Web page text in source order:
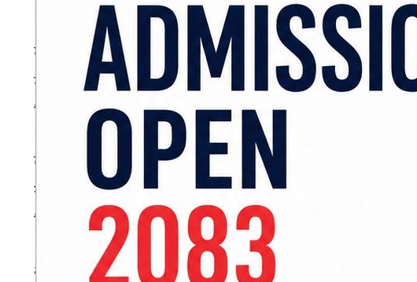
दमकमा ट्रकको ठक्करबाट स्कुटर चालकको मृत्यु भएको छ ।
गरेको ग१ख ६४३७ नम्बरको ट्रकले फाल्गुनन्द चोकबाट
दिएको थियो ।
दुर्घटनामा स्कुटर चालक ताप्लेजुङको दोभान बस्ने २२ वर्षीय
सवार पाचँथरको मिक्लाजुङ गाउँपालिका–४ की ४२ वर्षीया
बिर्तामोडमा उपचार भइरहेको छ । ट्रक चालक फरार छन् ।
शनिबार बेलुका मोरङ ग्रामथान गाउँपालिका– २ बतराहीमा